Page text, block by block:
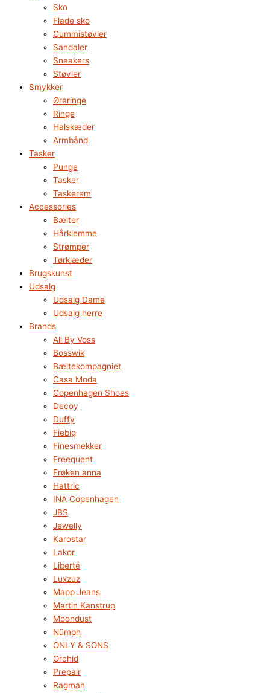
Sko
Flade sko
Gummistøvler
Sandaler
Sneakers
Støvler
Smykker
Øreringe
Ringe
Halskæder
Armbånd
Tasker
Punge
Tasker
Taskerem
Accessories
Bælter
Hårklemme
Strømper
Tørklæder
Brugskunst
Udsalg
Udsalg Dame
Udsalg herre
Brands
All By Voss
Bosswik
Bæltekompagniet
Casa Moda
Copenhagen Shoes
Decoy
Duffy
Fiebig
Finesmekker
Freequent
Frøken anna
Hattric
INA Copenhagen
JBS
Jewelly
Karostar
Lakor
Liberté
Luxzuz
Mapp Jeans
Martin Kanstrup
Moondust
Nümph
ONLY & SONS
Orchid
Prepair
Ragman